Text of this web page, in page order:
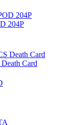
204P
Card